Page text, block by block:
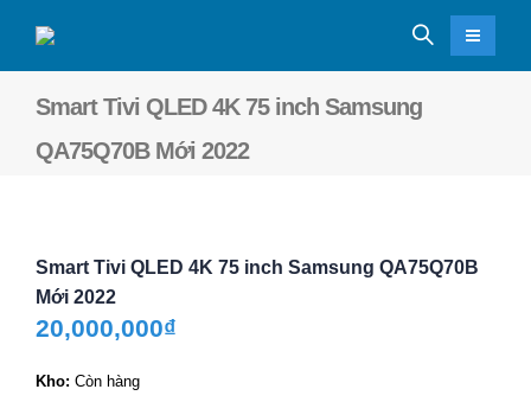
Smart Tivi QLED 4K 75 inch Samsung
QA75Q70B Mới 2022
Smart Tivi QLED 4K 75 inch Samsung QA75Q70B
Mới 2022
20,000,000₫
Kho: Còn hàng